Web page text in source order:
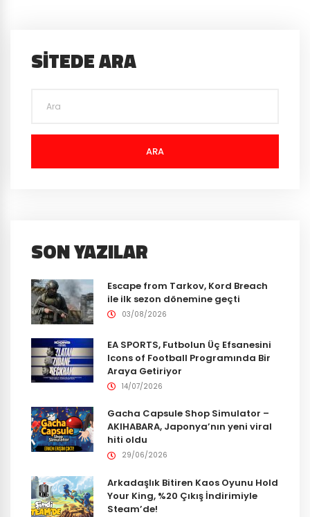
SITEDE ARA
ARA
SON YAZILAR
Escape from Tarkov, Kord Breach
ile ilk sezon dönemine geçti
03/08/2026
EA SPORTS, Futbolun Üç Efsanesini
Icons of Football Programında Bir
Araya Getiriyor
14/07/2026
Gacha Capsule Shop Simulator –
AKIHABARA, Japonya’nın yeni viral
hiti oldu
29/06/2026
Arkadaşlık Bitiren Kaos Oyunu Hold
Your King, %20 Çıkış İndirimiyle
Steam’de!